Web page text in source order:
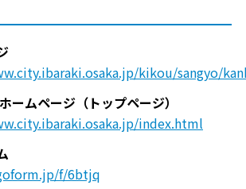
kikou/sangyo/
ームページ（トップページ）
index.html
f/6btjq